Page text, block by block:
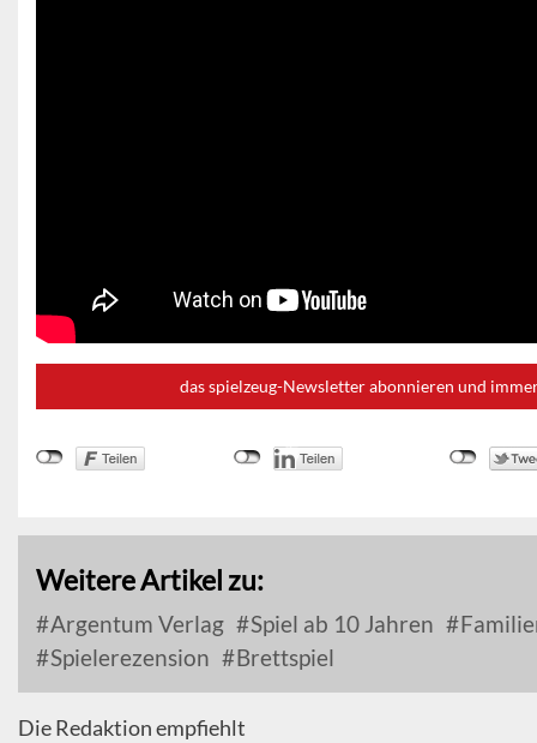
das spielzeug-Newsletter abonnieren und
Weitere Artikel zu:
Argentum Verlag Spiel ab 10 Jahren
Spielerezension
Brettspiel
Die Redaktion empfiehlt